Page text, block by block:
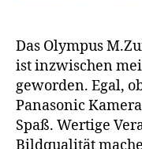
Das Olympus
ist inzwischen
geworden. Egal,
Panasonic
Spaß. Wertige